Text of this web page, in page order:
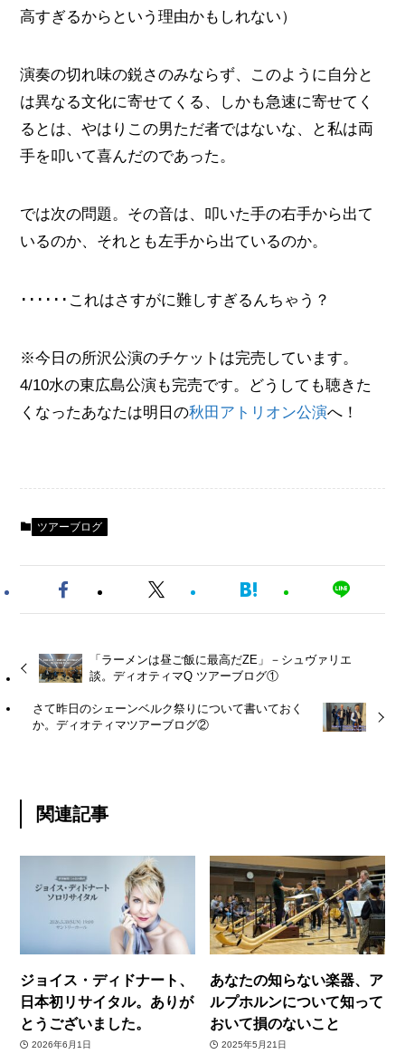
高すぎるからという理由かもしれない）
演奏の切れ味の鋭さのみならず、このように自分と
は異なる文化に寄せてくる、しかも急速に寄せてく
るとは、やはりこの男ただ者ではないな、と私は両
手を叩いて喜んだのであった。
では次の問題。その音は、叩いた手の右手から出て
いるのか、それとも左手から出ているのか。
･･････これはさすがに難しすぎるんちゃう？
※今日の所沢公演のチケットは完売しています。
4/10水の東広島公演も完売です。どうしても聴きた
くなったあなたは明日の秋田アトリオン公演へ！
ツアーブログ
「ラーメンは昼ご飯に最高だZE」－シュヴァリエ
談。ディオティマQ ツアーブログ①
さて昨日のシェーンベルク祭りについて書いておく
か。ディオティマツアーブログ②
関連記事
ジョイス・ディドナート、
日本初リサイタル。ありが
とうございました。
2026年6月1日
あなたの知らない楽器、ア
ルプホルンについて知って
おいて損のないこと
2025年5月21日